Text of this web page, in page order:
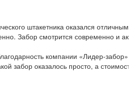
штакетника оказался
Забор смотрится современно и
компании «Лидер-забор»
забор оказалось просто, а